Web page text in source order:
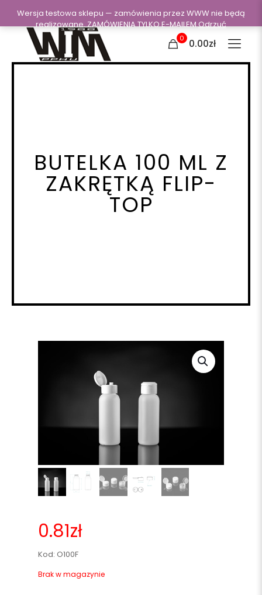
0 0.00zł
BUTELKA 100 ML Z
ZAKRĘTKĄ FLIP-
TOP
0.81zł
Kod: O100F
Brak w magazynie
Wersja testowa sklepu — zamówienia przez WWW nie będą
realizowane. ZAMÓWIENIA TYLKO E-MAILEMOdrzuć